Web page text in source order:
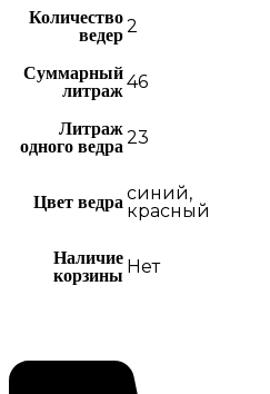
Количество
ведер2
Суммарный
литраж46
Литраж
одного ведра 23
Цвет ведра синий,
красный
Наличие
корзины Нет